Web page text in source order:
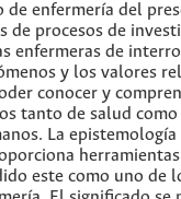
de enfermería del
de procesos de
enfermeras de
y los valores
conocer y
tanto de salud
La epistemología
este como uno de